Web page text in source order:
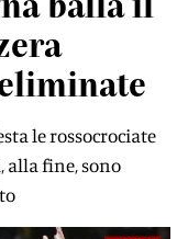
le rossocrociate
alla fine, sono